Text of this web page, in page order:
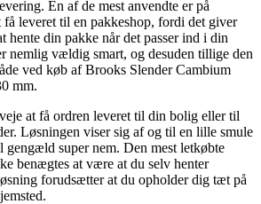
En af de mest anvendte er på
leveret til en pakkeshop, fordi det giver
din pakke når det passer ind i din
nemlig vældig smart, og desuden tillige den
ved køb af Brooks Slender Cambium
mm.
at få ordren leveret til din bolig eller til
Løsningen viser sig af og til en lille smule
gengæld super nem. Den mest letkøbte
benægtes at være at du selv henter
forudsætter at du opholder dig tæt på